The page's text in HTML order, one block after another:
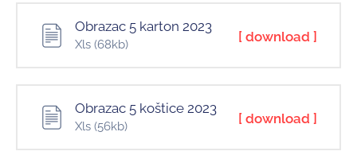
Obrazac 5 karton 2023
Xls (68kb) [ download ]
Obrazac 5 koštice 2023
Xls (56kb) [ download ]